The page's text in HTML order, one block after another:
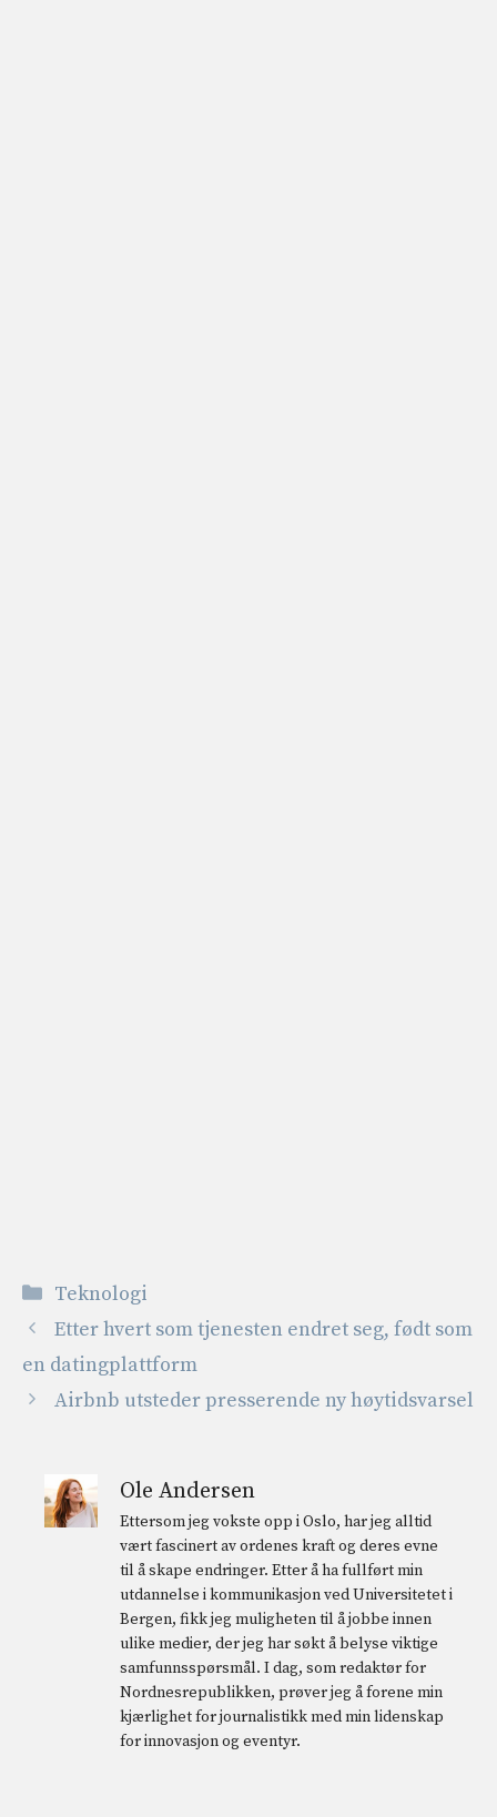
Kategorier
Teknologi
Etter hvert som tjenesten endret seg, født som
en datingplattform
Airbnb utsteder presserende ny høytidsvarsel
Ole Andersen
Ettersom jeg vokste opp i Oslo, har jeg alltid
vært fascinert av ordenes kraft og deres evne
til å skape endringer. Etter å ha fullført min
utdannelse i kommunikasjon ved Universitetet i
Bergen, fikk jeg muligheten til å jobbe innen
ulike medier, der jeg har søkt å belyse viktige
samfunnsspørsmål. I dag, som redaktør for
Nordnesrepublikken, prøver jeg å forene min
kjærlighet for journalistikk med min lidenskap
for innovasjon og eventyr.